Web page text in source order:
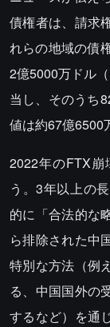
債権者は、請求
れらの地域の債
2億5000万ドル
当し、そのうち
値は約67億6500
2022年のFTX崩
う。3年以上の
的に「合法的な
ら排除された中
特別な方法（例
る、中国国外の
するなど）を通